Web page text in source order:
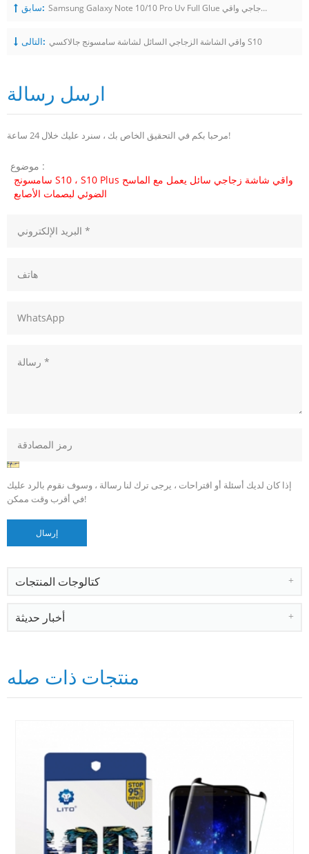
سابق: Samsung Galaxy Note 10/10 Pro Uv Full Glue واقي شاشة زجاجي واقي
التالى: واقي الشاشة الزجاجي السائل لشاشة سامسونج جالاكسي S10
ارسل رسالة
مرحبا بكم في التحقيق الخاص بك ، سنرد عليك خلال 24 ساعة!
موضوع :
سامسونج S10 ، S10 Plus واقي شاشة زجاجي سائل يعمل مع الماسح
الضوئي لبصمات الأصابع
إذا كان لديك أسئلة أو اقتراحات ، يرجى ترك لنا رسالة ، وسوف نقوم بالرد عليك
في أقرب وقت ممكن!
كتالوجات المنتجات
أخبار حديثة
منتجات ذات صله